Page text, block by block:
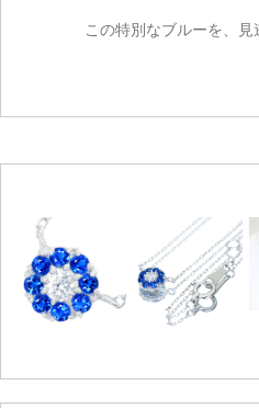
この特別なブルーを、見